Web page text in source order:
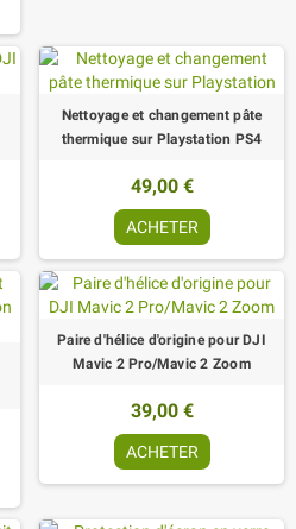
Nettoyage et changement pâte
thermique sur Playstation PS4
49,00 €
ACHETER
Paire d'hélice d'origine pour DJI
Mavic 2 Pro/Mavic 2 Zoom
39,00 €
ACHETER